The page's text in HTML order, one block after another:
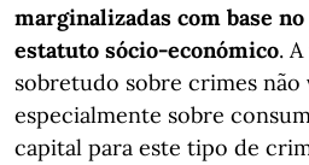
marginalizadas com base
estatuto sócio-económico.
sobretudo sobre crimes não
especialmente sobre
capital para este tipo de